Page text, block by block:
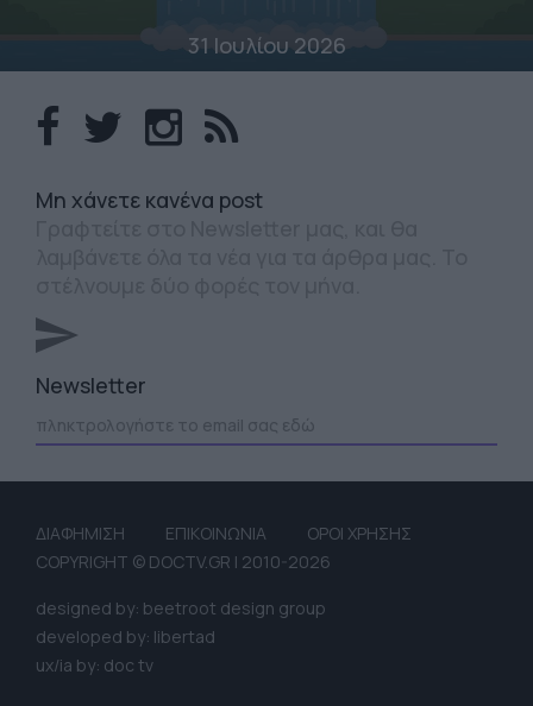
31 Ιουλίου 2026
Mη χάνετε κανένα post
Newsletter
ΔΙΑΦΗΜΙΣΗ ΕΠΙΚΟΙΝΩΝΙΑ
ΟΡΟΙ ΧΡΗΣΗΣ
COPYRIGHT © DOCTV.GR | 2010-2026
designed by: beetroot design group
developed by: libertad
ux/ia by: doc tv